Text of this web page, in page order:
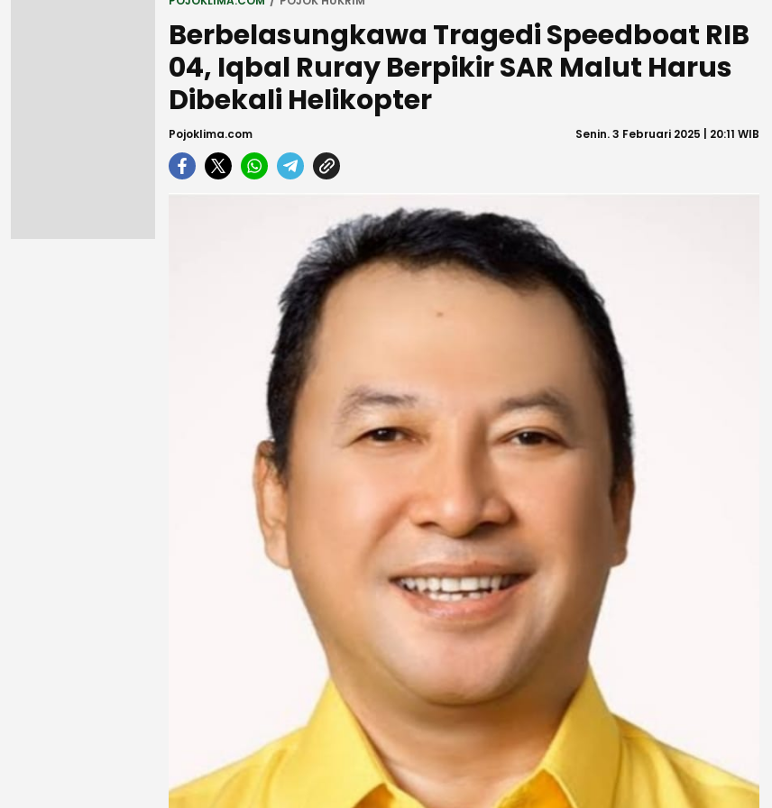
Berbelasungkawa Tragedi Speedboat RIB
04, Iqbal Ruray Berpikir SAR Malut Harus
Dibekali Helikopter
Pojoklima.com Senin. 3 Februari 2025 | 20:11 WIB